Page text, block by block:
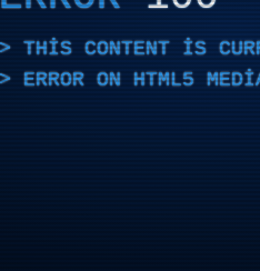
THIS CONTENT IS
ERROR ON HTML5